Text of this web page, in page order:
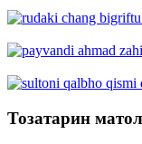
Тозатарин